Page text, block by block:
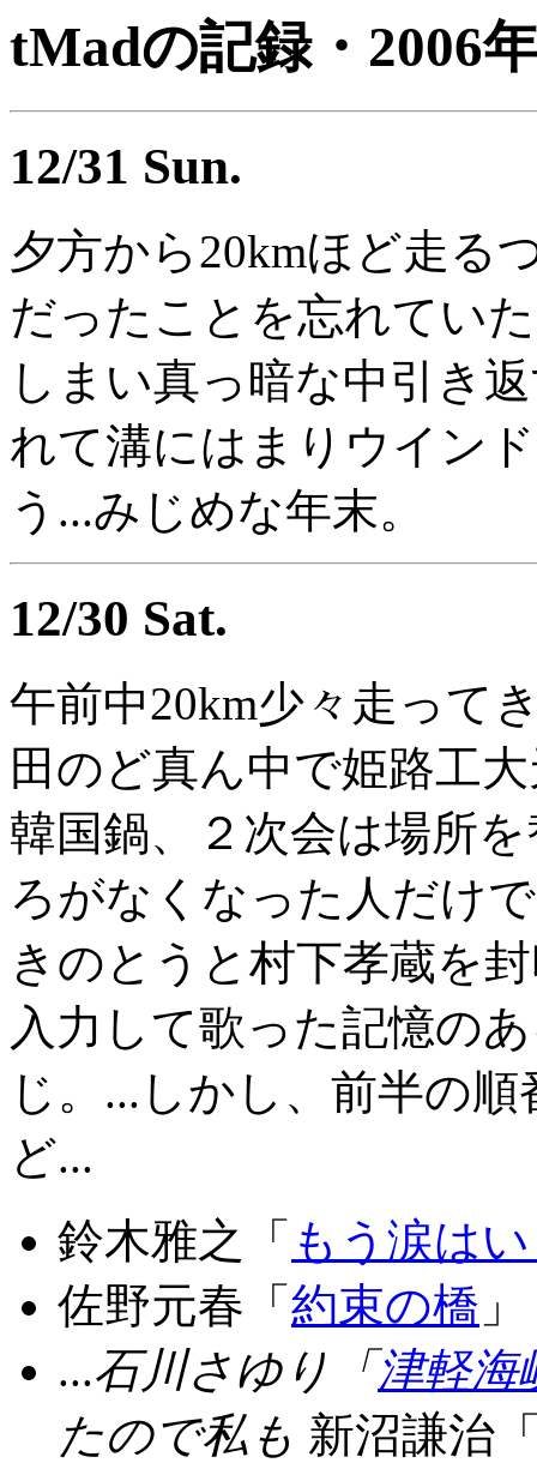
tMadの記録・2006
12/31 Sun.
夕方から20kmほど走る
だったことを忘れてい
しまい真っ暗な中引き
れて溝にはまりウイン
う...みじめな年末。
12/30 Sat.
午前中20km少々走って
田のど真ん中で姫路工
韓国鍋、２次会は場所
ろがなくなった人だけ
きのとうと村下孝蔵を
入力して歌った記憶の
じ。...しかし、前半の
ど...
鈴木雅之「 もう涙は
佐野元春「 約束の橋 」
...石川さゆり「 津軽海
たので私も 新沼謙治